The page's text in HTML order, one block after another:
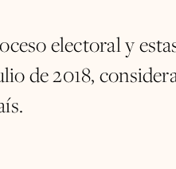
electoral y
de 2018,